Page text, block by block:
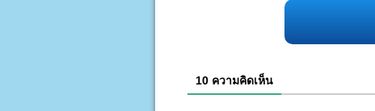
10 ความคิดเห็น